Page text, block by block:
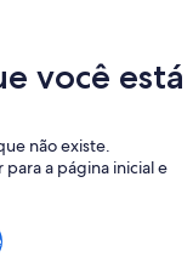
você está
não existe.
a página inicial e